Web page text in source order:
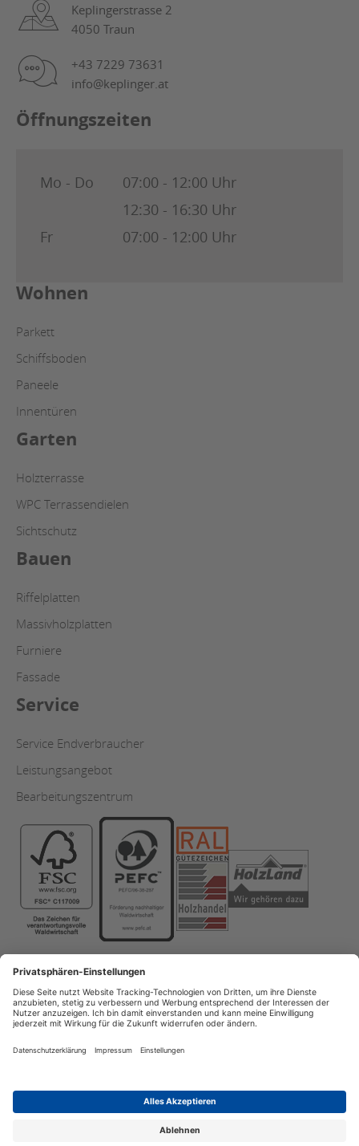
Keplingerstrasse 2
4050 Traun
+43 7229 73631
info@keplinger.at
Öffnungszeiten
Mo - Do
07:00 - 12:00 Uhr
12:30 - 16:30 Uhr
Fr
07:00 - 12:00 Uhr
Wohnen
Parkett
Schiffsboden
Paneele
Innentüren
Garten
Holzterrasse
WPC Terrassendielen
Sichtschutz
Bauen
Riffelplatten
Massivholzplatten
Furniere
Fassade
Service
Service Endverbraucher
Leistungsangebot
Bearbeitungszentrum
Datenschutz
Impressum
AGB